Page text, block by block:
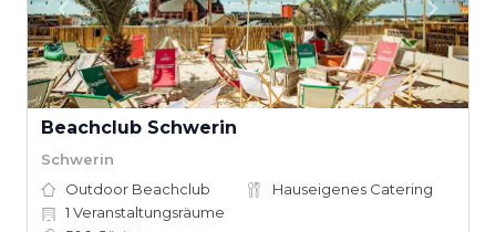
Beachclub Schwerin
Schwerin
Outdoor Beachclub
Hauseigenes Catering
1 Veranstaltungsräume